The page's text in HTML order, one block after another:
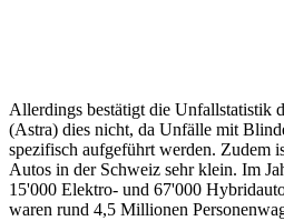
Allerdings bestätigt die Unfallstatistik
(Astra) dies nicht, da Unfälle mit
spezifisch aufgeführt werden. Zudem
Autos in der Schweiz sehr klein. Im
15'000 Elektro- und 67'000
waren rund 4,5 Millionen